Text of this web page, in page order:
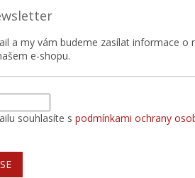
a my vám budeme zasílat informace o
e-shopu.
souhlasíte spodmínkami ochrany